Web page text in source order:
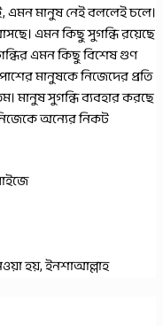
এমন মানুষ নেই বললেই চলে।
এমন কিছু সুগন্ধি রয়েছে
এমন কিছু বিশেষ গুণ
মানুষকে নিজেদের প্রতি
মানুষ সুগন্ধি ব্যবহার করছে
অন্যের নিকট
হয়, ইনশাআল্লাহ